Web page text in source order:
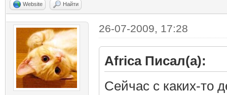
Website Найти
26-07-2009, 17:28
Africa Писал(а):
Сейчас с каких-то